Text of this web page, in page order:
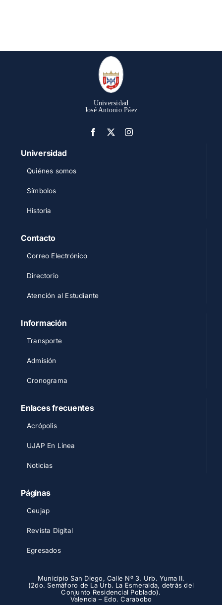
Universidad
José Antonio Páez
Universidad
Quiénes somos
Símbolos
Historia
Contacto
Correo Electrónico
Directorio
Atención al Estudiante
Información
Transporte
Admisión
Cronograma
Enlaces frecuentes
Acrópolis
UJAP En Línea
Noticias
Páginas
Ceujap
Revista Digital
Egresados
Municipio San Diego, Calle Nº 3. Urb. Yuma II.
(2do. Semáforo de La Urb. La Esmeralda, detrás del
Conjunto Residencial Poblado).
Valencia – Edo. Carabobo